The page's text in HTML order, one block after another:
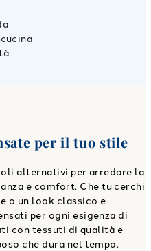
per il tuo stile
alternativi per arredare la
e comfort. Che tu cerchi
o un look classico e
per ogni esigenza di
con tessuti di qualità e
che dura nel tempo.